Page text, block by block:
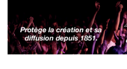
contenu
principal